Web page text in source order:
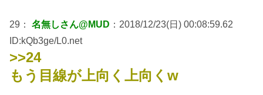
29： 名無しさん@MUD ：2018/12/23(日) 00:08:59.62
ID:kQb3ge/L0.net
>>24
もう目線が上向く上向くw